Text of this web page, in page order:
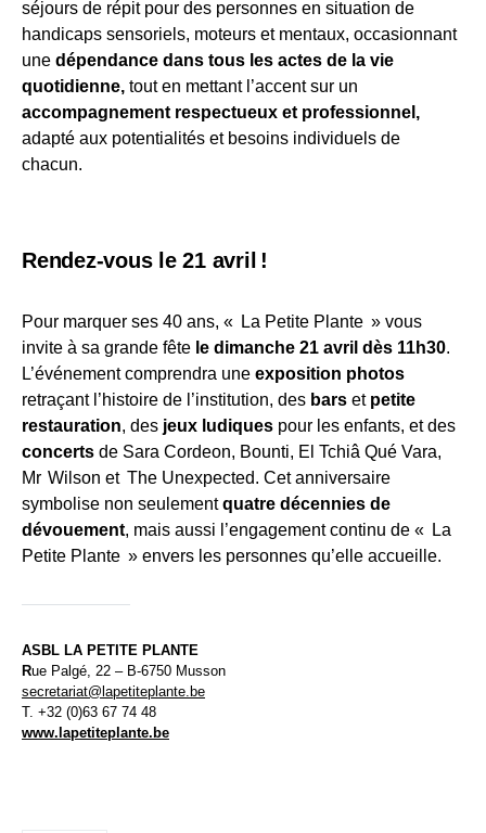
séjours de répit pour des personnes en situation de
handicaps sensoriels, moteurs et mentaux, occasionnant
une dépendance dans tous les actes de la vie
quotidienne, tout en mettant l’accent sur un
accompagnement respectueux et professionnel,
adapté aux potentialités et besoins individuels de
chacun.
Rendez-vous le 21 avril !
Pour marquer ses 40 ans, « La Petite Plante » vous
invite à sa grande fête le dimanche 21 avril dès 11h30.
L’événement comprendra une exposition photos
retraçant l’histoire de l’institution, des bars et petite
restauration, des jeux ludiques pour les enfants, et des
concerts de Sara Cordeon, Bounti, El Tchiâ Qué Vara,
Mr Wilson et The Unexpected. Cet anniversaire
symbolise non seulementquatre décennies de
dévouement, mais aussi l’engagement continu de « La
Petite Plante » envers les personnes qu’elle accueille.
ASBL LA PETITE PLANTE
Rue Palgé, 22 – B-6750 Musson
secretariat@lapetiteplante.be
T. +32 (0)63 67 74 48
www.lapetiteplante.be